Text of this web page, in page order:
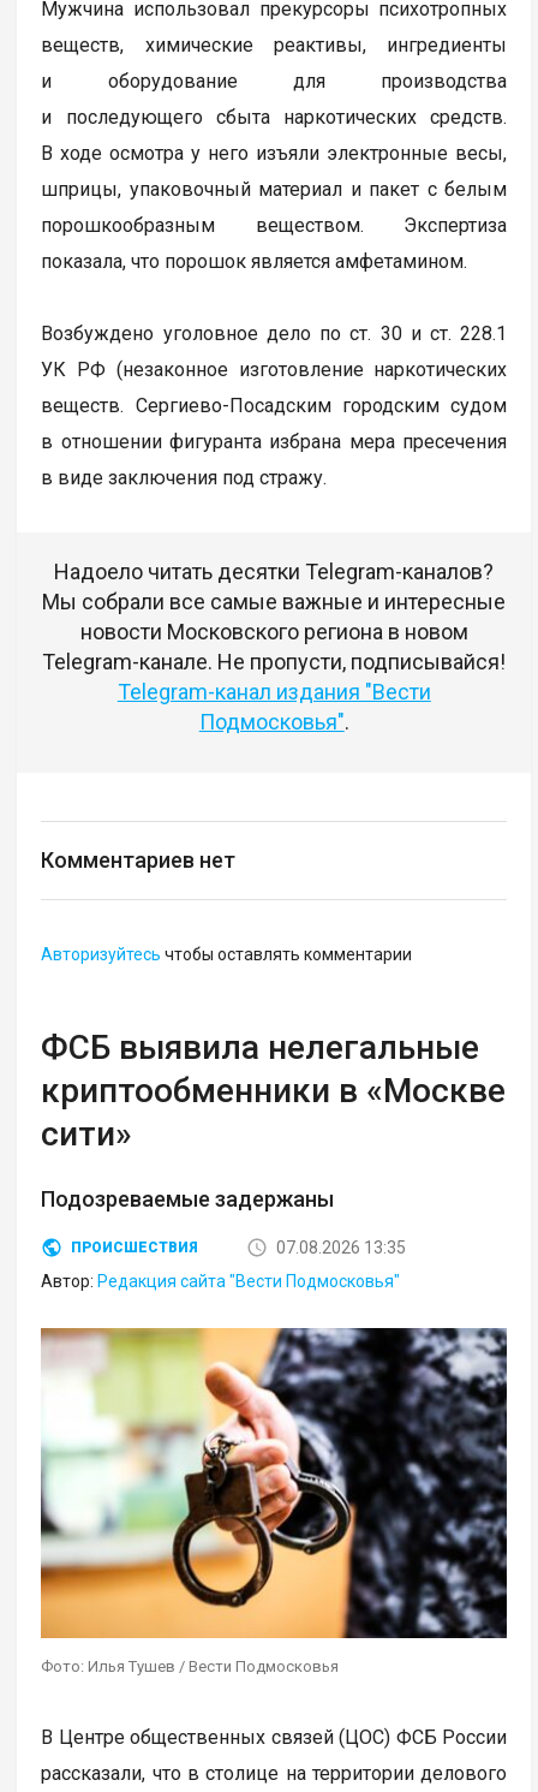
Мужчина использовал прекурсоры психотропных
веществ, химические реактивы, ингредиенты
и оборудование для производства
и последующего сбыта наркотических средств.
В ходе осмотра у него изъяли электронные весы,
шприцы, упаковочный материал и пакет с белым
порошкообразным веществом. Экспертиза
показала, что порошок является амфетамином.
Возбуждено уголовное дело по ст. 30 и ст. 228.1
УК РФ (незаконное изготовление наркотических
веществ. Сергиево-Посадским городским судом
в отношении фигуранта избрана мера пресечения
в виде заключения под стражу.
Надоело читать десятки Telegram-каналов?
Мы собрали все самые важные и интересные
новости Московского региона в новом
Telegram-канале. Не пропусти, подписывайся!
Telegram-канал издания "Вести
Подмосковья".
Комментариев нет
Авторизуйтесь чтобы оставлять комментарии
ФСБ выявила нелегальные
криптообменники в «Москве
сити»
Подозреваемые задержаны
ПРОИСШЕСТВИЯ
07.08.2026 13:35
Автор: Редакция сайта "Вести Подмосковья"
Фото: Илья Тушев / Вести Подмосковья
В Центре общественных связей (ЦОС) ФСБ России
рассказали, что в столице на территории делового